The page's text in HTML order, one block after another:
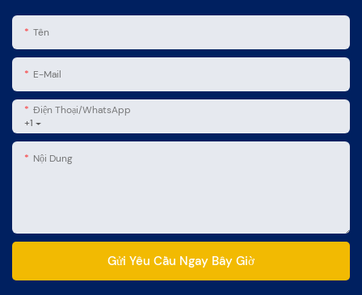
Tên
E-Mail
+1
Điện Thoại/WhatsApp
Nội Dung
Gửi Yêu Cầu Ngay Bây Giờ